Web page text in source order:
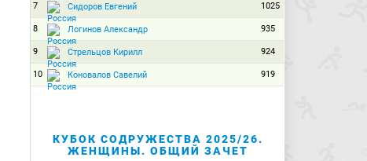
7 Сидоров Евгений 1025
8 Логинов Александр 935
9 Стрельцов Кирилл 924
10 Коновалов Савелий 919
КУБОК СОДРУЖЕСТВА 2025/26.
ЖЕНЩИНЫ. ОБЩИЙ ЗАЧЕТ